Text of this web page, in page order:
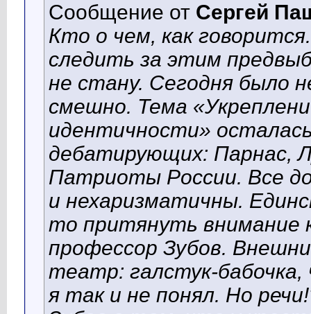
Сообщение от Сергей
Кто о чем, как
следить за этим
не стану. Сегодня было
смешно. Тема
идентичности»
дебатирующих: Парнас,
Патриоты России. Все
и нехаризматичны.
то притянуть внимание
профессор Зубов.
театр: галстук-
я так и не понял. Но